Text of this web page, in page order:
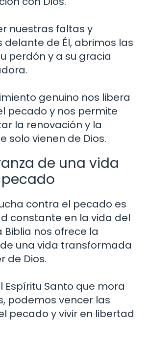
nuestras faltas y
delante de Él, abrimos las
perdón y a su gracia
genuino nos libera
pecado y nos permite
la renovación y la
solo vienen de Dios.
de una vida
contra el pecado es
constante en la vida del
Biblia nos ofrece la
una vida transformada
de Dios.
Espíritu Santo que mora
podemos vencer las
pecado y vivir en libertad